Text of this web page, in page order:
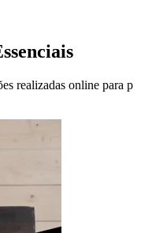
realizadas online para p